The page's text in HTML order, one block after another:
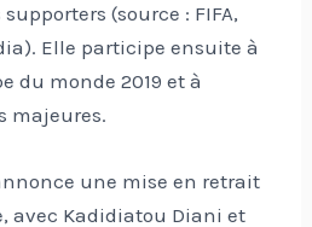
(source : FIFA,
Elle participe ensuite à
du monde 2019 et à
majeures.
une mise en retrait
avec Kadidiatou Diani et